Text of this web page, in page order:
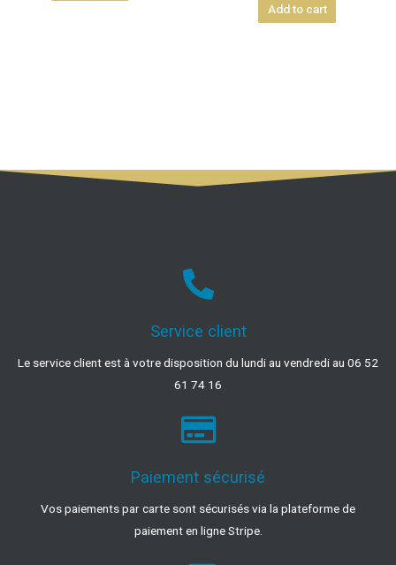
Add to cart
Service client
Le service client est à votre disposition du lundi au vendredi au 06 52
61 74 16
Paiement sécurisé
Vos paiements par carte sont sécurisés via la plateforme de
paiement en ligne Stripe.